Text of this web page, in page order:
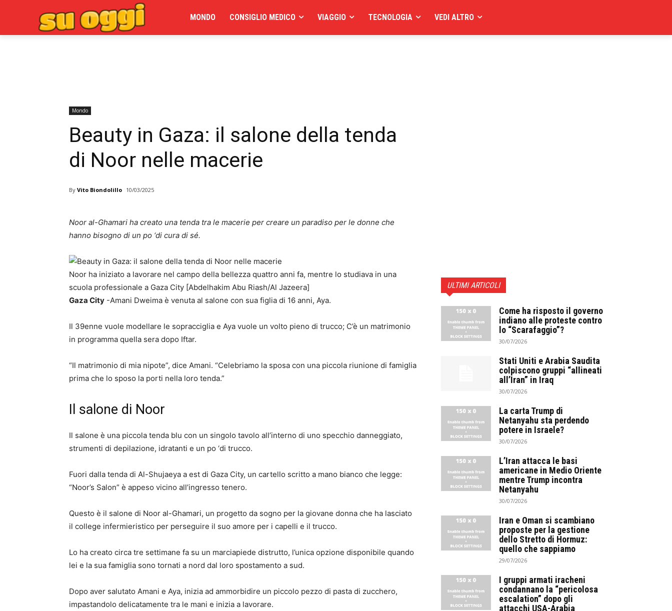
MONDO CONSIGLIO MEDICO VIAGGIO TECNOLOGIA VEDI ALTRO
Mondo
Beauty in Gaza: il salone della tenda
di Noor nelle macerie
By Vito Biondolillo 10/03/2025
Noor al-Ghamari ha creato una tenda tra le macerie per creare un paradiso per le donne che
hanno bisogno di un po ‘di cura di sé.
Noor ha iniziato a lavorare nel campo della bellezza quattro anni fa, mentre lo studiava in una
scuola professionale a Gaza City [Abdelhakim Abu Riash/Al Jazeera]
Gaza City -Amani Dweima è venuta al salone con sua figlia di 16 anni, Aya.
Il 39enne vuole modellare le sopracciglia e Aya vuole un volto pieno di trucco; C’è un matrimonio
in programma quella sera dopo Iftar.
“Il matrimonio di mia nipote”, dice Amani. “Celebriamo la sposa con una piccola riunione di famiglia
prima che lo sposo la porti nella loro tenda.”
Il salone di Noor
Il salone è una piccola tenda blu con un singolo tavolo all’interno di uno specchio danneggiato,
strumenti di depilazione, idratanti e un po ‘di trucco.
Fuori dalla tenda di Al-Shujaeya a est di Gaza City, un cartello scritto a mano bianco che legge:
“Noor’s Salon” è appeso vicino all’ingresso tenero.
Questo è il salone di Noor al-Ghamari, un progetto da sogno per la giovane donna che ha lasciato
il college infermieristico per perseguire il suo amore per i capelli e il trucco.
Lo ha creato circa tre settimane fa su un marciapiede distrutto, l’unica opzione disponibile quando
lei e la sua famiglia sono tornati a nord dal loro spostamento a sud.
Dopo aver salutato Amani e Aya, inizia ad ammorbidire un piccolo pezzo di pasta di zucchero,
impastandolo delicatamente tra le mani e inizia a lavorare.
ULTIMI ARTICOLI
Come ha risposto il governo
indiano alle proteste contro
lo “Scarafaggio”?
30/07/2026
Stati Uniti e Arabia Saudita
colpiscono gruppi “allineati
all’Iran” in Iraq
30/07/2026
La carta Trump di
Netanyahu sta perdendo
potere in Israele?
30/07/2026
L’Iran attacca le basi
americane in Medio Oriente
mentre Trump incontra
Netanyahu
30/07/2026
Iran e Oman si scambiano
proposte per la gestione
dello Stretto di Hormuz:
quello che sappiamo
29/07/2026
I gruppi armati iracheni
condannano la “pericolosa
escalation” dopo gli
attacchi USA-Arabia